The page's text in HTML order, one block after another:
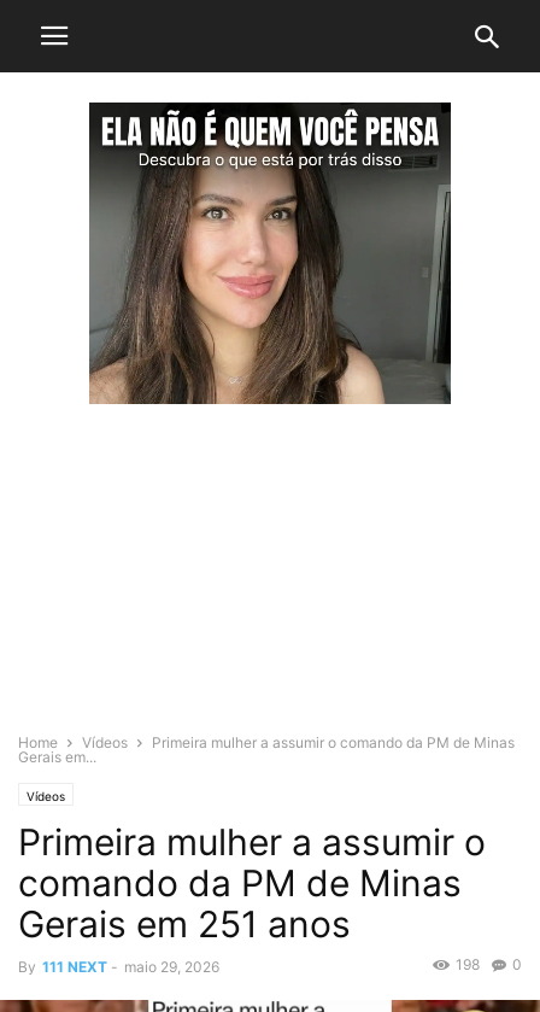
Home Vídeos
Primeira mulher a assumir o comando da PM de Minas
Gerais em...
Vídeos
Primeira mulher a assumir o
comando da PM de Minas
Gerais em 251 anos
By 111 NEXT - maio 29, 2026 0
198